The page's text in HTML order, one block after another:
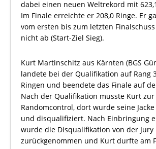
dabei einen neuen Weltrekord mit
Im Finale erreichte er 208,0 Ringe. Er
vom ersten bis zum letzten
nicht ab (Start-Ziel Sieg).
Kurt Martinschitz aus Kärnten (BGS
landete bei der Qualifikation auf Rang
Ringen und beendete das Finale auf
Nach der Qualifikation musste Kurt zur
Randomcontrol, dort wurde seine
und disqualifiziert. Nach Einbringung
wurde die Disqualifikation von der Jury
zurückgenommen und Kurt durfte am